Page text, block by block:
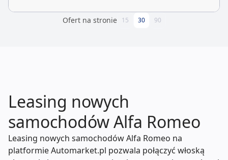
Ofert na stronie 15 30 90
Leasing nowych
samochodów Alfa Romeo
Leasing nowych samochodów Alfa Romeo na
platformie Automarket.pl pozwala połączyć włoską